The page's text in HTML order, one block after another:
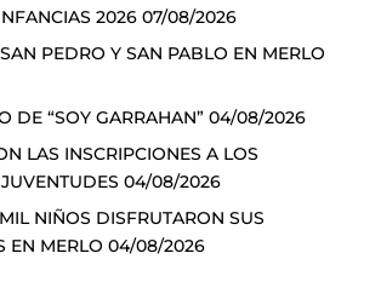
2026 07/08/2026
PEDRO Y SAN PABLO EN MERLO
DE “SOY GARRAHAN” 04/08/2026
LAS INSCRIPCIONES A LOS
04/08/2026
NIÑOS DISFRUTARON SUS
EN MERLO 04/08/2026